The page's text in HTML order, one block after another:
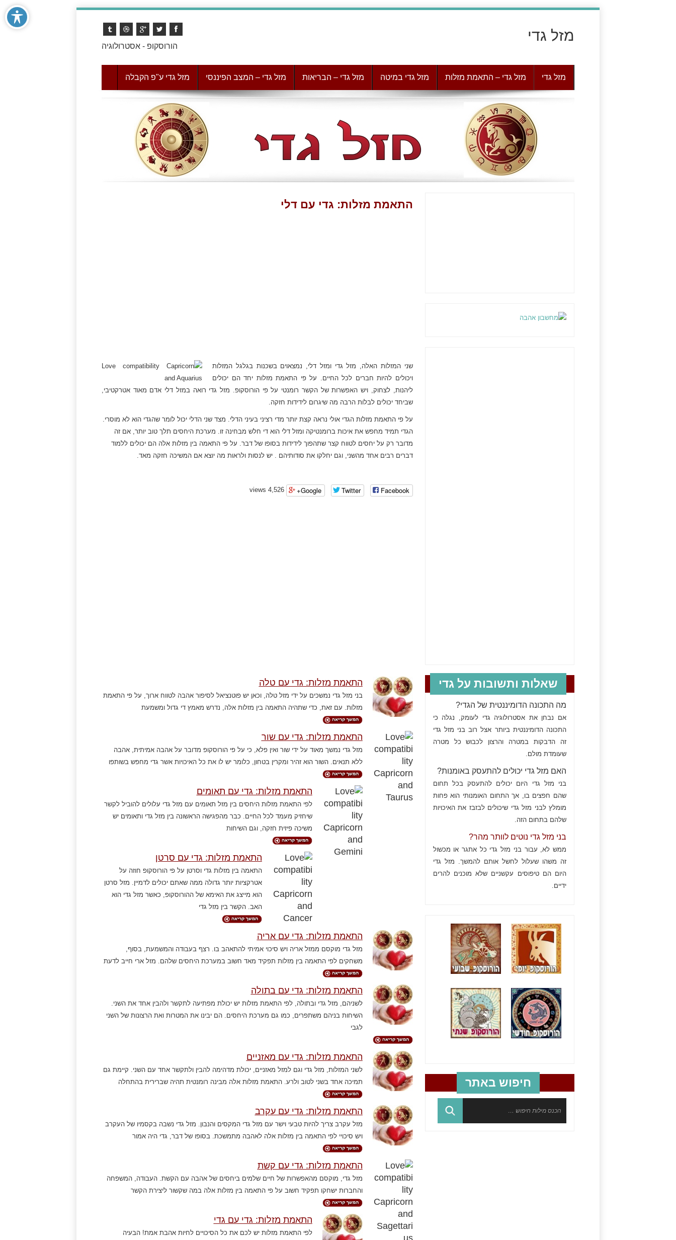
מזל גדי
הורוסקופ - אסטרולוגיה
מזל גדי מזל גדי – התאמת מזלות מזל גדי במיטה מזל גדי – הבריאות מזל גדי – המצב הפיננסי מזל גדי ע"פ הקבלה
התאמת מזלות: גדי עם דלי
שני המזלות האלה, מזל גדי ומזל דלי, נמצאוים בשכנות בגלגל המזלות
ויכולים להיות חברים לכל החיים. על פי התאמת מזלות יחד הם יכולים
ליהנות, לצחוק, ויש האפשרות של הקשר רומנטי על פי הורוסקופ. מזל גדי רואה במזל דלי אדם מאוד אטרקטיבי,
שביחד יכולים לבלות הרבה מה שיגרום לידידות חזקה.
על פי התאמת מזלות הגדי אולי נראה קצת יותר מדי רציני בעיני הדלי. מצד שני הדלי יכול לומר שהגדי הוא לא מוסרי.
הגדי תמיד מחפש את איכות ברומנטיקה ומזל דלי הוא די חלש מבחינה זו. מערכת היחסים תלך טוב יותר, אם זה
מדובר רק על יחסים לטווח קצר שתהפוך לידידות בסופו של דבר. על פי התאמה בין מזלות אלה הם יכולים ללמוד
דברים רבים אחד מהשני, וגם יחלקו את סודותיהם . יש לנסות ולראות מה יוצא אם המשיכה חזקה מאד.
Facebook
Twitter
Google+
4,526 views
התאמת מזלות: גדי עם טלה
בני מזל גדי נמשכים על ידי מזל טלה, וכאן יש פוטנציאל לסיפור אהבה לטווח ארוך, על פי התאמת
מזלות. עם זאת, כדי שתהיה התאמה בין מזלות אלה, נדרש מאמץ די גדול ומשמעת
התאמת מזלות: גדי עם שור
מזל גדי נמשך מאוד על ידי שור ואין פלא, כי על פי הורוסקופ מדובר על אהבה אמיתית, אהבה
ללא תנאים. השור הוא זהיר ומקרין בטחון, כלומר יש לו את כל האיכויות אשר גדי מחפש בשותפו
התאמת מזלות: גדי עם תאומים
לפי התאמת מזלות היחסים בין מזל תאומים עם מזל גדי עלולים להוביל לקשר
שיחזיק מעמד לכל החיים. כבר מהפגישה הראשונה בין מזל גדי ותאומים יש
משיכה פיזית חזקה, וגם השיחות
התאמת מזלות: גדי עם סרטן
התאמה בין מזלות גדי וסרטן על פי הורוסקופ חוזה על
אטרקציות יותר גדולה ממה שאתם יכולים לדמיין. מזל סרטן
הוא מייצג את האימא של ההורוסקופ, כאשר מזל גדי הוא
האב. הקשר בין מזל גדי
התאמת מזלות: גדי עם אריה
מזל גדי מוקסם ממזל אריה ויש סיכוי אמיתי להתאהב בו. רצף בעבודה והמשמעת, בסוף,
משחקים לפי התאמה בין מזלות תפקיד מאד חשוב במערכת היחסים שלהם. מזל ארי חייב לדעת
התאמת מזלות: גדי עם בתולה
לשניהם, מזל גדי ובתולה, לפי התאמת מזלות יש יכולת מפתיעה לתקשר ולהבין אחד את השני.
השיחות בניהם משתפרים, כמו גם מערכת היחסים. הם יבינו את המטרות ואת הרצונות של השני
לגבי
התאמת מזלות: גדי עם מאזניים
לשני המזלות, מזל גדי וגם למזל מאזניים, יכולת מדהימה להבין ולתקשר אחד עם השני. קיימת גם
תמיכה אחד בשני לטוב ולרע. התאמת מזלות אלה מבינה רומנטית תהיה שברירית בהתחלה
התאמת מזלות: גדי עם עקרב
מזל עקרב צריך להיות טבעי וישר עם מזל גדי המקסים והנבון. מזל גדי נשבה בקסמיו של העקרב
ויש סיכויי לפי התאמה בין מזלות אלה לאהבה מתמשכת. בסופו של דבר, גדי היה אמור
התאמת מזלות: גדי עם קשת
מזל גדי, מוקסם מהאפשרות של חיים שלמים ביחסים של אהבה עם הקשת. העבודה, המשפחה
והחברות ישחקו תפקיד חשוב על פי התאמה בין מזלות אלה במה שקשור ליצירת הקשר
התאמת מזלות: גדי עם גדי
לפי התאמת מזלות יש לכם את כל הסיכויים לחיות אהבת אמת! הבעיה
שאלות ותשובות על גדי
מה התכונה הדומיננטית של הגדי?
אם נבחן את אסטרולוגיה גדי לעומק, נגלה כי
התכונה הדומיננטית ביותר אצל רוב בני מזל גדי
זה הדבקות במטרה והרצון לכבוש כל מטרה
שעומדת מולם.
האם מזל גדי יכולים להתעסק באומנות?
בני מזל גדי היום יכולים להתעסק בכל תחום
שהם חפצים בו, אך התחום האומנותי הוא פחות
מומלץ לבני מזל גדי שיכולים לבזבז את האיכויות
שלהם בתחום הזה.
בני מזל גדי נוטים לוותר מהר?
ממש לא, עבור בני מזל גדי כל אתגר או מכשול
זה משהו שעלול לחשל אותם להמשך. מזל גדי
היום הם טיפוסים עקשניים שלא מוכנים להרים
ידיים.
חיפוש באתר